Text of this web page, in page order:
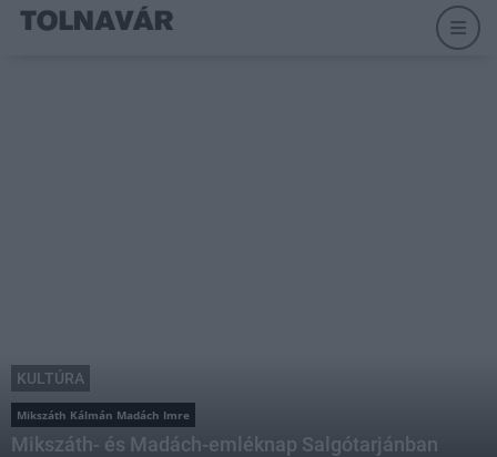
KULTÚRA
Mikszáth Kálmán Madách Imre
Mikszáth- és Madách-emléknap Salgótarjánban